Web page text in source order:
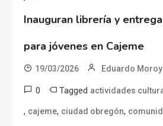
Inauguran librería y
para jóvenes en Cajeme
19/03/2026 Eduardo
0 Tagged actividades
, cajeme, ciudad obregón,